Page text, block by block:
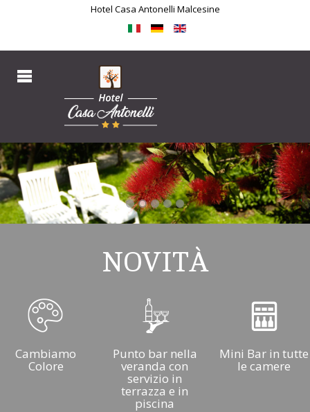
Hotel Casa Antonelli Malcesine
NOVITÀ
Cambiamo
Colore
Punto bar nella
veranda con
servizio in
terrazza e in
piscina
Mini Bar in tutte
le camere